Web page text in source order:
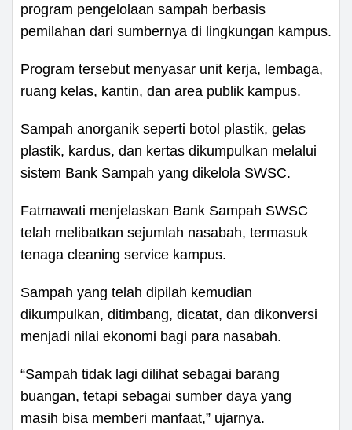
program pengelolaan sampah berbasis
pemilahan dari sumbernya di lingkungan kampus.
Program tersebut menyasar unit kerja, lembaga,
ruang kelas, kantin, dan area publik kampus.
Sampah anorganik seperti botol plastik, gelas
plastik, kardus, dan kertas dikumpulkan melalui
sistem Bank Sampah yang dikelola SWSC.
Fatmawati menjelaskan Bank Sampah SWSC
telah melibatkan sejumlah nasabah, termasuk
tenaga cleaning service kampus.
Sampah yang telah dipilah kemudian
dikumpulkan, ditimbang, dicatat, dan dikonversi
menjadi nilai ekonomi bagi para nasabah.
“Sampah tidak lagi dilihat sebagai barang
buangan, tetapi sebagai sumber daya yang
masih bisa memberi manfaat,” ujarnya.